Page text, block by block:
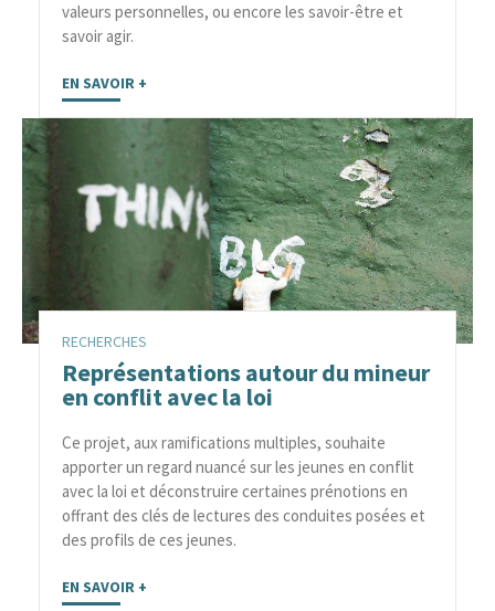
valeurs personnelles, ou encore les savoir-être et
savoir agir.
EN SAVOIR +
RECHERCHES
Représentations autour du mineur
en conflit avec la loi
Ce projet, aux ramifications multiples, souhaite
apporter un regard nuancé sur les jeunes en conflit
avec la loi et déconstruire certaines prénotions en
offrant des clés de lectures des conduites posées et
des profils de ces jeunes.
EN SAVOIR +